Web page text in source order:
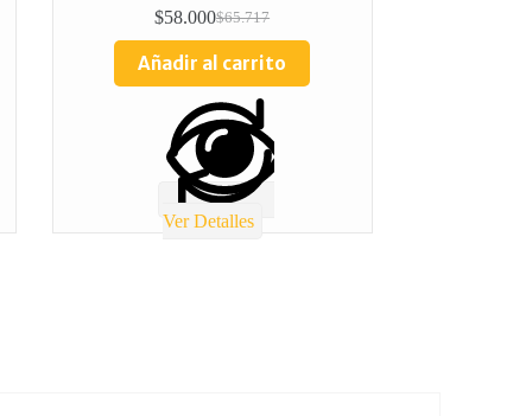
$65.717
$58.000
Añadir al carrito
Ver Detalles